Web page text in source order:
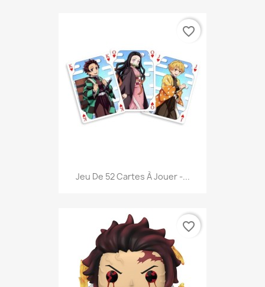
Jeu De 52 Cartes À Jouer -...
favorite_border
favorite_border